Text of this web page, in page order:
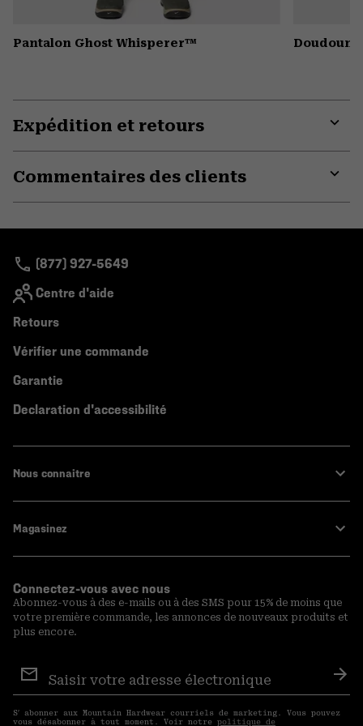
Pantalon Ghost Whisperer™
Expédition et retours
Commentaires des clients
(877) 927-5649
Centre d'aide
Retours
Vérifier une commande
Garantie
Declaration d'accessibilité
Nous connaitre
Magasinez
Connectez-vous avec nous
Abonnez-vous à des e-mails ou à des SMS pour 15% de moins que
votre première commande, les annonces de nouveaux produits et
plus encore.
aux
courriels
S′ abonner aux Mountain Hardwear courriels de marketing. Vous pouvez
vous désabonner à tout moment. Voir notre politique de